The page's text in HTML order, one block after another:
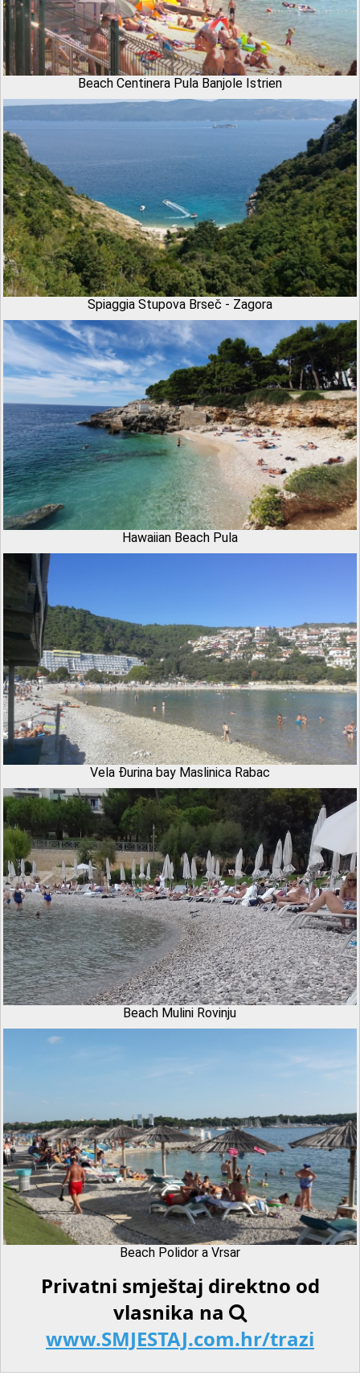
Beach Centinera Pula Banjole Istrien
Spiaggia Stupova Brseč - Zagora
Hawaiian Beach Pula
Vela Đurina bay Maslinica Rabac
Beach Mulini Rovinju
Beach Polidor a Vrsar
Privatni smještaj direktno od
vlasnika na
www.SMJESTAJ.com.hr/trazi